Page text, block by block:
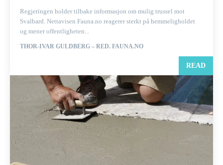
Regjeringen holder tilbake informasjon om mulig trussel mot
Svalbard. Nettavisen Fauna.no reagerer sterkt på hemmeligholdet
og mener offentligheten...
THOR-IVAR GULDBERG – RED. FAUNA.NO
READ